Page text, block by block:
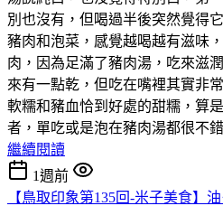
別也沒有，但喝過半後突然覺得
豬肉和泡菜，感覺越喝越有滋味
肉，因為足滿了豬肉湯，吃來滋
來有一點乾，但吃在嘴裡其實非
軟糯和豬血恰到好處的甜糯，算
者，單吃或是泡在豬肉湯都很不錯
繼續閱讀
1週前
【鳥取印象第135回-米子美食】